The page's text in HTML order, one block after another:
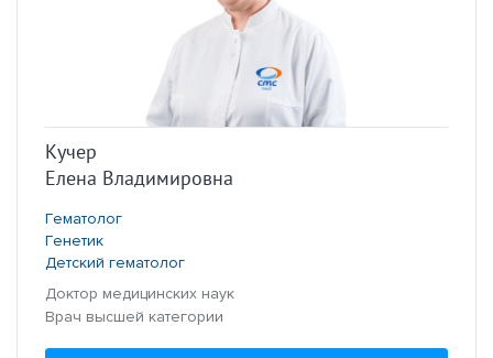
Кучер
Елена Владимировна
Гематолог
Генетик
Детский гематолог
Доктор медицинских наук
Врач высшей категории